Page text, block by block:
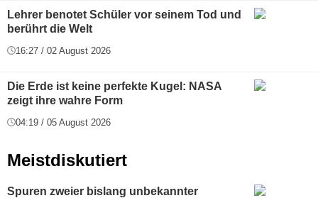
Lehrer benotet Schüler vor seinem Tod und
berührt die Welt
16:27 / 02 August 2026
Die Erde ist keine perfekte Kugel: NASA
zeigt ihre wahre Form
04:19 / 05 August 2026
Meistdiskutiert
Spuren zweier bislang unbekannter